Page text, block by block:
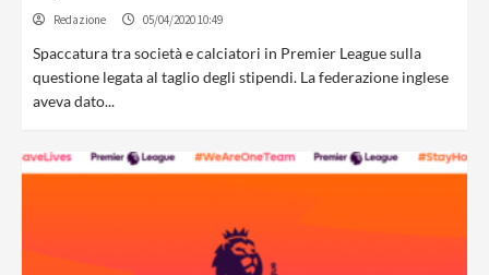
Redazione 05/04/2020 10:49
Spaccatura tra società e calciatori in Premier League sulla
questione legata al taglio degli stipendi. La federazione inglese
aveva dato...